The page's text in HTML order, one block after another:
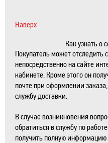
Наверх
Как узнать о
Покупатель может отследить
непосредственно на сайте
кабинете. Кроме этого он
почте при оформлении
службу доставки.
В случае возникновения
обратиться в службу по
получить полную информацию